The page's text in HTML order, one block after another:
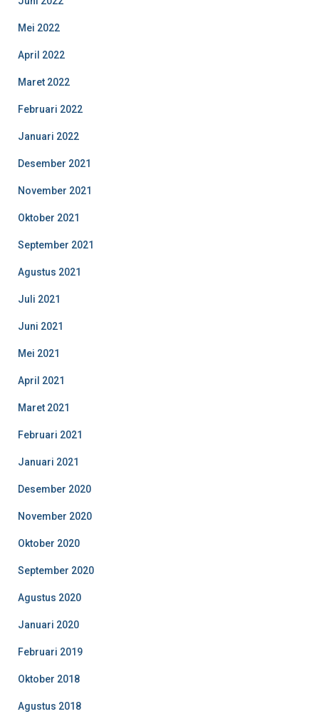
Mei 2022
April 2022
Maret 2022
Februari 2022
Januari 2022
Desember 2021
November 2021
Oktober 2021
September 2021
Agustus 2021
Juli 2021
Juni 2021
Mei 2021
April 2021
Maret 2021
Februari 2021
Januari 2021
Desember 2020
November 2020
Oktober 2020
September 2020
Agustus 2020
Januari 2020
Februari 2019
Oktober 2018
Agustus 2018